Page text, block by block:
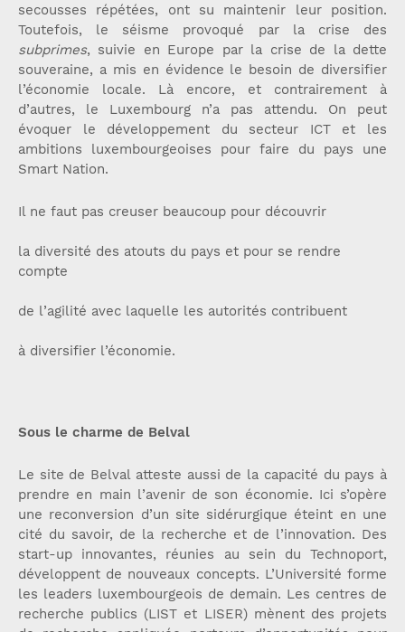
secousses répétées, ont su maintenir leur position.
Toutefois, le séisme provoqué par la crise des
subprimes, suivie en Europe par la crise de la dette
souveraine, a mis en évidence le besoin de diversifier
l’économie locale. Là encore, et contrairement à
d’autres, le Luxembourg n’a pas attendu. On peut
évoquer le développement du secteur ICT et les
ambitions luxembourgeoises pour faire du pays une
Smart Nation.
Il ne faut pas creuser beaucoup pour découvrir
la diversité des atouts du pays et pour se rendre
compte
de l’agilité avec laquelle les autorités contribuent
à diversifier l’économie.
Sous le charme de Belval
Le site de Belval atteste aussi de la capacité du pays à
prendre en main l’avenir de son économie. Ici s’opère
une reconversion d’un site sidérurgique éteint en une
cité du savoir, de la recherche et de l’innovation. Des
start-up innovantes, réunies au sein du Technoport,
développent de nouveaux concepts. L’Université forme
les leaders luxembourgeois de demain. Les centres de
recherche publics (LIST et LISER) mènent des projets